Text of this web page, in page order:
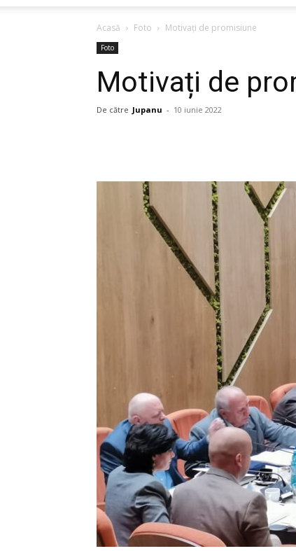
Acasă Foto Motivați de promisiune
Foto
Motivați de
De către Jupanu - 10 iunie 2022